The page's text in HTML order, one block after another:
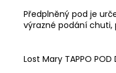
Předplněný pod je
výrazné podání chuti,
Lost Mary TAPPO